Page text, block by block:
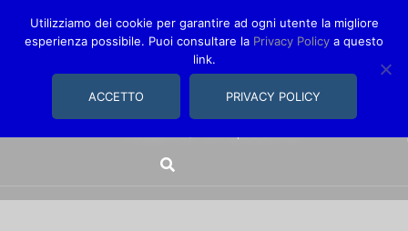
comunica@fondazionecarisal.it089 230611
Utilizziamo dei cookie per garantire ad ogni utente la migliore
esperienza possibile. Puoi consultare la Privacy Policy a questo
link.
ACCETTO PRIVACY POLICY